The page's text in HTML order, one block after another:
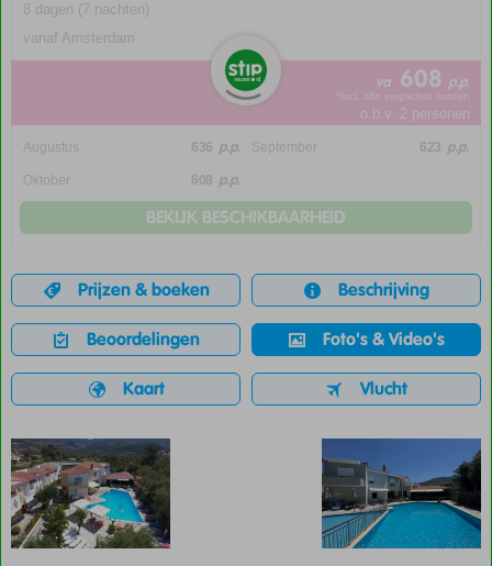
8 dagen (7 nachten)
vanaf Amsterdam
va 608 p.p.
*incl. alle verplichte kosten
o.b.v. 2 personen
Augustus 636 p.p. September 623 p.p.
Oktober 608 p.p.
BEKIJK BESCHIKBAARHEID
Prijzen & boeken Beschrijving
Beoordelingen Foto's & Video's
Kaart Vlucht